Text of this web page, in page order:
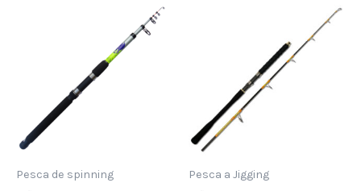
Pesca de spinning Pesca a Jigging